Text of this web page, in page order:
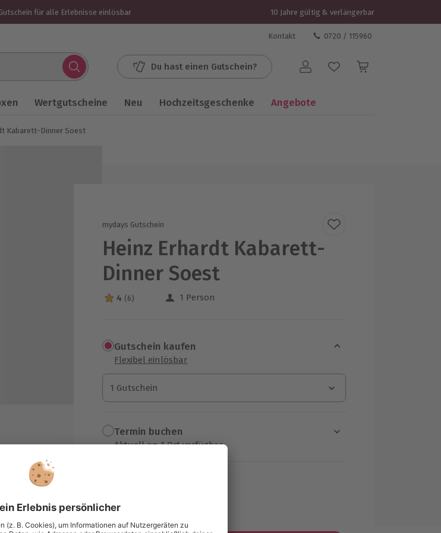
für alle Erlebnisse einlösbar 10 Jahre gültig & verlängerbar
Kontakt 0720 / 115960
Du hast einen Gutschein? Benutzerkonto
Wertgutscheine Neu Hochzeitsgeschenke Angebote
Kabarett-Dinner Soest
mydays Gutschein
Heinz Erhardt Kabarett-
Dinner Soest
4 Sterne von 5 aus 6 Bewertungen
4 (6) 1 Person
Gutschein kaufen
Flexibel einlösbar
1 Gutschein
1 Gutschein
1 Gutschein
Termin buchen
Aktuell an 1 Ort verfügbar
zzgl. Versand